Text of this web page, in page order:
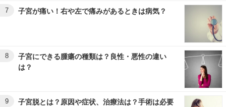
7 子宮が痛い！右や左で痛みがあるときは病気？
8
子宮にできる腫瘍の種類は？良性・悪性の違い
は？
9
子宮脱とは？原因や症状、治療法は？手術は必要